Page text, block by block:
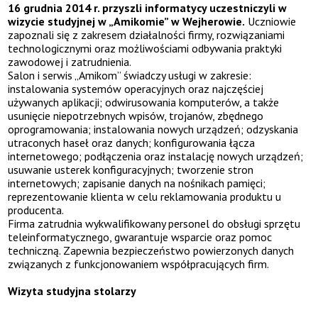
16 grudnia 2014 r. przyszli informatycy uczestniczyli w
wizycie studyjnej w „Amikomie” w Wejherowie. Uczniowie
zapoznali się z zakresem działalności firmy, rozwiązaniami
technologicznymi oraz możliwościami odbywania praktyki
zawodowej i zatrudnienia.
Salon i serwis „Amikom” świadczy usługi w zakresie:
instalowania systemów operacyjnych oraz najczęściej
używanych aplikacji; odwirusowania komputerów, a także
usunięcie niepotrzebnych wpisów, trojanów, zbędnego
oprogramowania; instalowania nowych urządzeń; odzyskania
utraconych haseł oraz danych; konfigurowania łącza
internetowego; podłączenia oraz instalację nowych urządzeń;
usuwanie usterek konfiguracyjnych; tworzenie stron
internetowych; zapisanie danych na nośnikach pamięci;
reprezentowanie klienta w celu reklamowania produktu u
producenta.
Firma zatrudnia wykwalifikowany personel do obsługi sprzętu
teleinformatycznego, gwarantuje wsparcie oraz pomoc
techniczną. Zapewnia bezpieczeństwo powierzonych danych
związanych z funkcjonowaniem współpracujących firm.
Wizyta studyjna stolarzy